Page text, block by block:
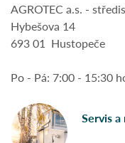
AGROTEC a.s. -
Hybešova 14
693 01 Hustopeče
Po - Pá: 7:00 - 15:30
Servis